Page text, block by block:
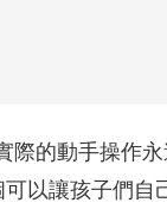
際的動手操作
以讓孩子們自